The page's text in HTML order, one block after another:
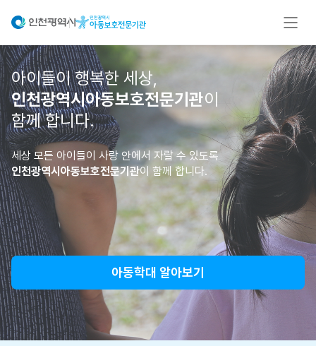
아이들이 행복한 세상,
인천광역시아동보호전문기관이
함께 합니다.
세상 모든 아이들이 사랑 안에서 자랄 수 있도록
인천광역시아동보호전문기관이 함께 합니다.
아동학대 알아보기